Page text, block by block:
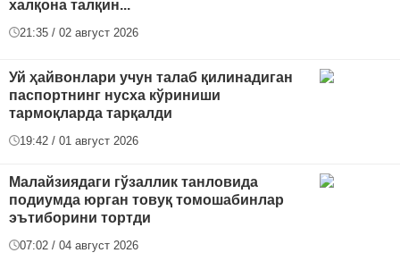
халқона талқин...
21:35 / 02 август 2026
Уй ҳайвонлари учун талаб қилинадиган
паспортнинг нусха кўриниши
тармоқларда тарқалди
19:42 / 01 август 2026
Малайзиядаги гўзаллик танловида
подиумда юрган товуқ томошабинлар
эътиборини тортди
07:02 / 04 август 2026